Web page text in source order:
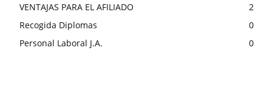
VENTAJAS PARA EL AFILIADO
2
Recogida Diplomas
0
Personal Laboral J.A.
0